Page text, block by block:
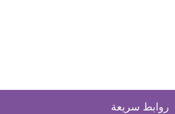
روابط سريعة